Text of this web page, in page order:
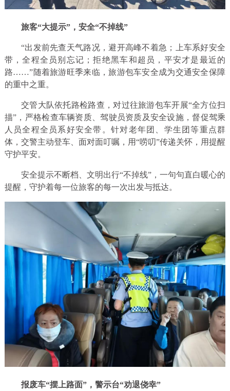
旅客“大提示”，安全“不掉线”
“出发前先查天气路况，避开高峰不着急；上车系好安全
带，全程全员别忘记；拒绝黑车和超员，平安才是最近的
路……”随着旅游旺季来临，旅游包车安全成为交通安全保障
的重中之重。
交管大队依托路检路查，对过往旅游包车开展“全方位扫
描”，严格检查车辆资质、驾驶员资质及安全设施，督促驾乘
人员全程全员系好安全带。针对老年团、学生团等重点群
体，交警主动登车、面对面叮嘱，用“唠叨”传递关怀，用提醒
守护平安。
安全提示不断档、文明出行“不掉线”，一句句直白暖心的
提醒，守护着每一位旅客的每一次出发与抵达。
报废车“摆上路面”，警示台“劝退侥幸”